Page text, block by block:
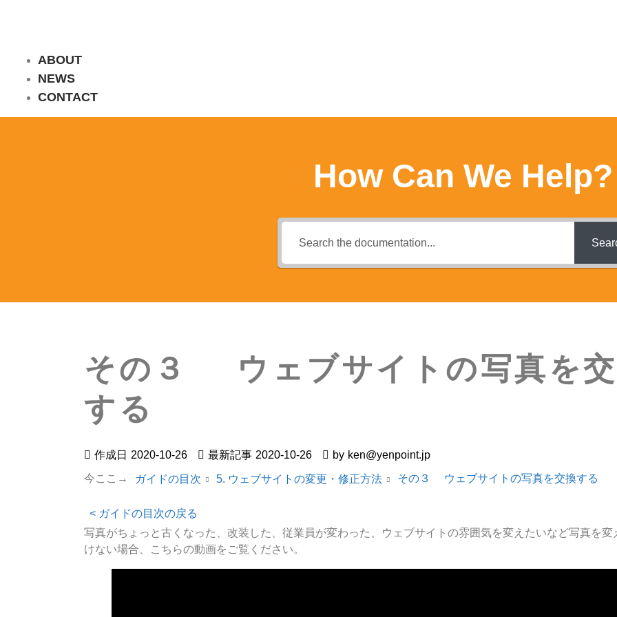
ABOUT
NEWS
CONTACT
How Can We Help?
その３ ウェブサイトの写真を
する
作成日 2020-10-26 最新記事 2020-10-26 by ken@yenpoint.jp
今ここ→
ガイドの目次 5. ウェブサイトの変更・修正方法 その３ ウェブサイトの写真を交換する
< ガイドの目次の戻る
写真がちょっと古くなった、改装した、従業員が変わった、ウェブサイトの雰囲気を変えたいなど写真を変
けない場合、こちらの動画をご覧ください。